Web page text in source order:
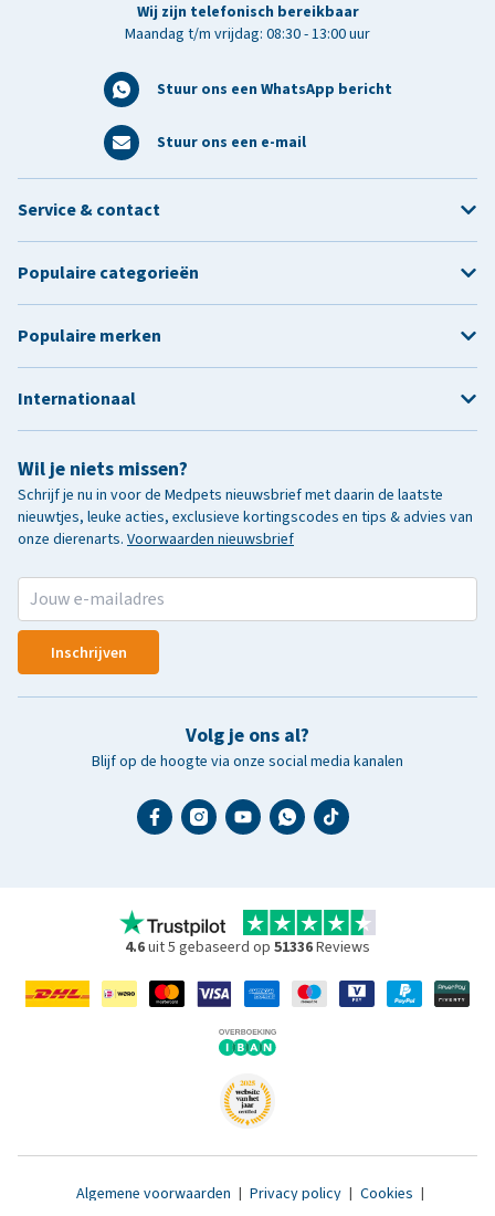
Wij zijn telefonisch bereikbaar
Maandag t/m vrijdag: 08:30 - 13:00 uur
Stuur ons een WhatsApp bericht
Stuur ons een e-mail
Wil je niets missen?
Schrijf je nu in voor de Medpets nieuwsbrief met daarin de laatste
nieuwtjes, leuke acties, exclusieve kortingscodes en tips & advies van
onze dierenarts. Voorwaarden nieuwsbrief
Inschrijven
Volg je ons al?
Blijf op de hoogte via onze social media kanalen
Service & contact
Populaire categorieën
Populaire merken
Internationaal
4.6uit 5 gebaseerd op 51336Reviews
Algemene voorwaarden | Privacy policy | Cookies |